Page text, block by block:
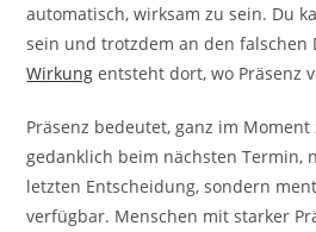
automatisch, wirksam zu sein. Du
sein und trotzdem an den falschen
Wirkung entsteht dort, wo Präsenz
Präsenz bedeutet, ganz im
gedanklich beim nächsten Termin,
letzten Entscheidung, sondern
verfügbar. Menschen mit starker